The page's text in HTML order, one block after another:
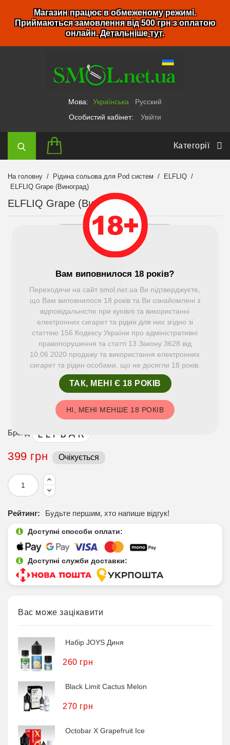
Магазин працює в обмеженому режимі.
Приймаються замовлення від 500 грн з оплатою
онлайн.Детальніше тут.
Мова: Українська
Русский
Особистий кабінет:
Увійти
Категорії
На головну Рідина сольова для Pod систем
ELFLIQ
ELFLIQ Grape (Виноград)
ELFLIQ Grape (Виноград)
Бренд
399 грн Очікується
Рейтинг: Будьте першим, хто напише відгук!
Доступні способи оплати:
Доступні служби доставки:
Вас може зацікавити
Набір JOYS Диня
260 грн
Black Limit Cactus Melon
270 грн
Octobar X Grapefruit Ice
Вам виповнилося 18 років?
Переходячи на сайт smol.net.ua Ви підтверджуєте,
що Вам виповнилося 18 років та Ви ознайомлені з
відповідальністю при купівлі та використанні
електронних сигарет та рідин для них згідно зі
статтею 156 Кодексу України про адміністративні
правопорушення та статті 13 Закону 3628 від
10.06.2020 продажу та використання електронних
сигарет та рідин особами, що не досягли 18 років.
ТАК, МЕНІ Є 18 РОКІВ
НІ, МЕНІ МЕНШЕ 18 РОКІВ